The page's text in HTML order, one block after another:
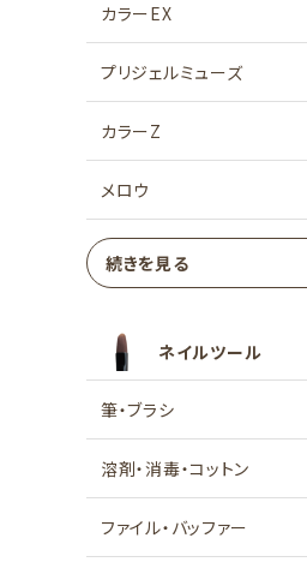
カラーEX
プリジェルミューズ
カラーZ
メロウ
続きを見る
ネイルツール
筆・ブラシ
溶剤・消毒・コットン
ファイル・バッファー